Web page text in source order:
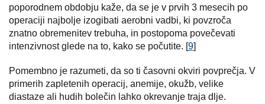
poporodnem obdobju kaže, da se je v prvih 3 mesecih po
operaciji najbolje izogibati aerobni vadbi, ki povzroča
znatno obremenitev trebuha, in postopoma povečevati
intenzivnost glede na to, kako se počutite. [9]
Pomembno je razumeti, da so ti časovni okviri povprečja. V
primerih zapletenih operacij, anemije, okužb, velike
diastaze ali hudih bolečin lahko okrevanje traja dlje.